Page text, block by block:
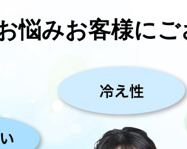
悩みお客様にご